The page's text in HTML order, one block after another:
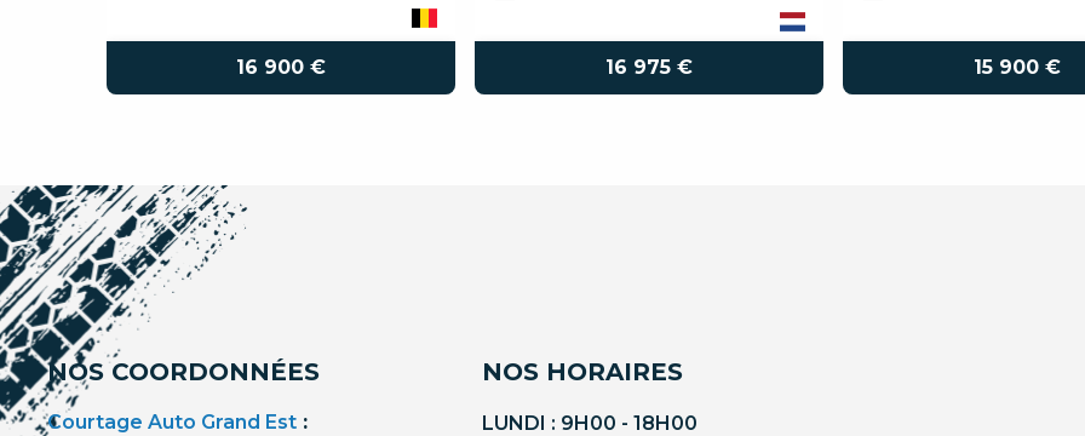
16 900 € 16 975 € 15 900 €
NOS COORDONNÉES
Courtage Auto Grand Est :
NOS HORAIRES
LUNDI : 9H00 - 18H00